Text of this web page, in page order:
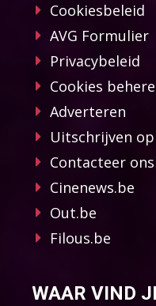
Cookiesbeleid
AVG Formulier
Privacybeleid
Cookies
Adverteren
Uitschrijven
Contacteer ons
Cinenews.be
Out.be
Filous.be
WAAR VIND